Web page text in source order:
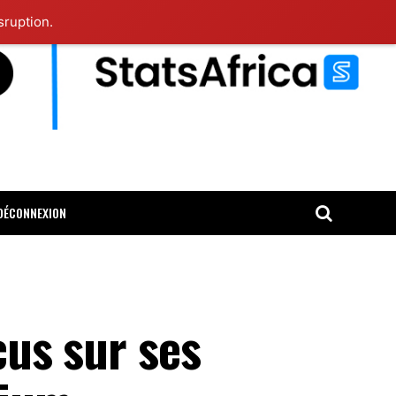
sur ses